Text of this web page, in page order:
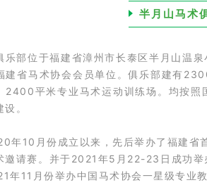
半月山马术
乐部位于福建省漳州市长泰区半月山温
建省马术协会会员单位。俱乐部建有
2400平米专业马术运动训练场。均按
。
年10月份成立以来，先后举办了福建省
请赛。 并于2021年5月22-23日成功举
年11月份举办中国马术协会一星级专业